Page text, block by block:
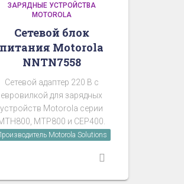
ЗАРЯДНЫЕ УСТРОЙСТВА
MOTOROLA
Сетевой блок
питания Motorola
NNTN7558
Сетевой адаптер 220 В с
евровилкой для зарядных
устройств Motorola серии
MTP800 и CEP400.
Motorola Solutions